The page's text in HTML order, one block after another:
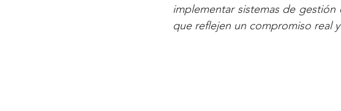
implementar sistemas de
que reflejen un compromiso real